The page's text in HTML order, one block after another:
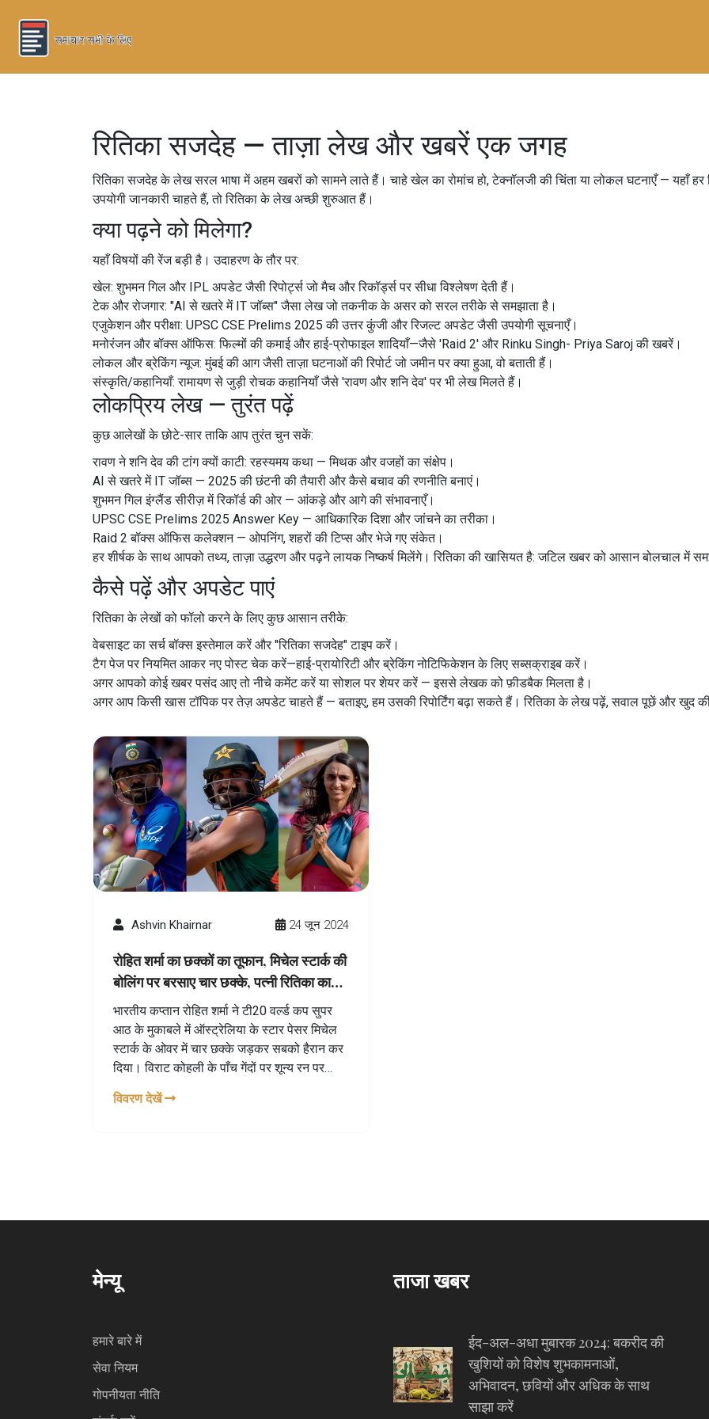
रितिका सजदेह — ताज़ा लेख और खबरें एक जगह
रितिका सजदेह के लेख सरल भाषा में अहम खबरों को सामने लाते हैं। चाहे खेल का रोमांच हो, टेक्नॉलजी की चिंता या लोकल घटनाएँ — यहाँ
उपयोगी जानकारी चाहते हैं, तो रितिका के लेख अच्छी शुरुआत हैं।
क्या पढ़ने को मिलेगा?
यहाँ विषयों की रेंज बड़ी है। उदाहरण के तौर पर:
खेल: शुभमन गिल और IPL अपडेट जैसी रिपोर्ट्स जो मैच और रिकॉर्ड्स पर सीधा विश्लेषण देती हैं।
टेक और रोजगार: "AI से खतरे में IT जॉब्स" जैसा लेख जो तकनीक के असर को सरल तरीके से समझाता है।
एजुकेशन और परीक्षा: UPSC CSE Prelims 2025 की उत्तर कुंजी और रिजल्ट अपडेट जैसी उपयोगी सूचनाएँ।
मनोरंजन और बॉक्स ऑफिस: फिल्मों की कमाई और हाई-प्रोफाइल शादियाँ—जैसे 'Raid 2' और Rinku Singh- Priya Saroj की खबरें।
लोकल और ब्रेकिंग न्यूज: मुंबई की आग जैसी ताज़ा घटनाओं की रिपोर्ट जो जमीन पर क्या हुआ, वो बताती हैं।
संस्कृति/कहानियाँ: रामायण से जुड़ी रोचक कहानियाँ जैसे 'रावण और शनि देव' पर भी लेख मिलते हैं।
लोकप्रिय लेख — तुरंत पढ़ें
कुछ आलेखों के छोटे-सार ताकि आप तुरंत चुन सकें:
रावण ने शनि देव की टांग क्यों काटी: रहस्यमय कथा — मिथक और वजहों का संक्षेप।
AI से खतरे में IT जॉब्स — 2025 की छंटनी की तैयारी और कैसे बचाव की रणनीति बनाएं।
शुभमन गिल इंग्लैंड सीरीज़ में रिकॉर्ड की ओर — आंकड़े और आगे की संभावनाएँ।
UPSC CSE Prelims 2025 Answer Key — आधिकारिक दिशा और जांचने का तरीका।
Raid 2 बॉक्स ऑफिस कलेक्शन — ओपनिंग, शहरों की टिप्स और भेजे गए संकेत।
हर शीर्षक के साथ आपको तथ्य, ताज़ा उद्धरण और पढ़ने लायक निष्कर्ष मिलेंगे। रितिका की खासियत है: जटिल खबर को आसान बोलचाल में
कैसे पढ़ें और अपडेट पाएं
रितिका के लेखों को फॉलो करने के लिए कुछ आसान तरीके:
वेबसाइट का सर्च बॉक्स इस्तेमाल करें और "रितिका सजदेह" टाइप करें।
टैग पेज पर नियमित आकर नए पोस्ट चेक करें—हाई-प्रायोरिटी और ब्रेकिंग नोटिफिकेशन के लिए सब्सक्राइब करें।
अगर आपको कोई खबर पसंद आए तो नीचे कमेंट करें या सोशल पर शेयर करें — इससे लेखक को फ़ीडबैक मिलता है।
अगर आप किसी खास टॉपिक पर तेज़ अपडेट चाहते हैं — बताइए, हम उसकी रिपोर्टिंग बढ़ा सकते हैं। रितिका के लेख पढ़ें, सवाल पूछें और खुद
Ashvin Khairnar 24 जून 2024
रोहित शर्मा का छक्कों का तूफान, मिचेल स्टार्क की
बोलिंग पर बरसाए चार छक्के, पत्नी रितिका का
खुशगवार रिएक्शन
भारतीय कप्तान रोहित शर्मा ने टी20 वर्ल्ड कप सुपर
आठ के मुकाबले में ऑस्ट्रेलिया के स्टार पेसर मिचेल
स्टार्क के ओवर में चार छक्के जड़कर सबको हैरान कर
दिया। विराट कोहली के पाँच गेंदों पर शून्य रन पर
खेल दिखाया। रोहित की पत्नी रितिका सजदेह भी
विवरण देखें
मेन्यू
हमारे बारे में
सेवा नियम
गोपनीयता नीति
ताजा खबर
ईद-अल-अधा मुबारक 2024: बकरीद की
खुशियों को विशेष शुभकामनाओं,
अभिवादन, छवियों और अधिक के साथ
साझा करें